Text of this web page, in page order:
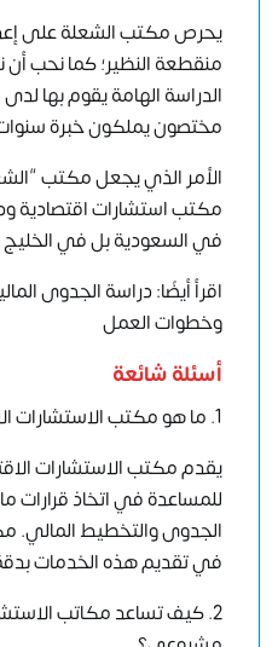
يحرص مكتب الشعلة على
منقطعة النظير؛ كما نحب
الدراسة الهامة يقوم بها
مختصون يملكون خبرة
الأمر الذي يجعل مكتب
مكتب استشارات
في السعودية بل في الخليج
اقرأ أيضًا:دراسة الجدوى
وخطوات العمل
أسئلة شائعة
1. ما هو مكتب الاستشارات الاقتصادية؟
يقدم مكتب الاستشارات
للمساعدة في اتخاذ قرارات
الجدوى والتخطيط المالي.
في تقديم هذه الخدمات
2. كيف تساعد مكاتب